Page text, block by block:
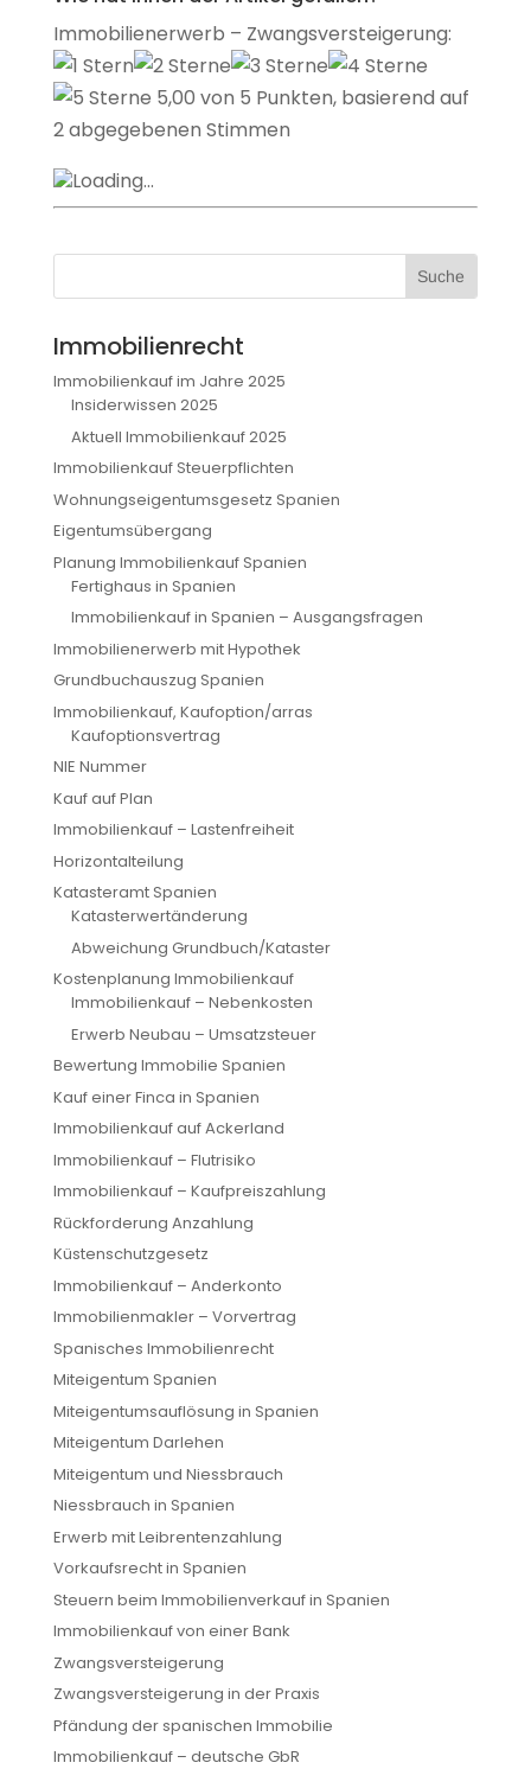
Immobilienerwerb – Zwangsversteigerung:
5,00 von 5 Punkten, basierend auf
2 abgegebenen Stimmen
Loading...
Immobilienrecht
Immobilienkauf im Jahre 2025
Insiderwissen 2025
Aktuell Immobilienkauf 2025
Immobilienkauf Steuerpflichten
Wohnungseigentumsgesetz Spanien
Eigentumsübergang
Planung Immobilienkauf Spanien
Fertighaus in Spanien
Immobilienkauf in Spanien – Ausgangsfragen
Immobilienerwerb mit Hypothek
Grundbuchauszug Spanien
Immobilienkauf, Kaufoption/arras
Kaufoptionsvertrag
NIE Nummer
Kauf auf Plan
Immobilienkauf – Lastenfreiheit
Horizontalteilung
Katasteramt Spanien
Katasterwertänderung
Abweichung Grundbuch/Kataster
Kostenplanung Immobilienkauf
Immobilienkauf – Nebenkosten
Erwerb Neubau – Umsatzsteuer
Bewertung Immobilie Spanien
Kauf einer Finca in Spanien
Immobilienkauf auf Ackerland
Immobilienkauf – Flutrisiko
Immobilienkauf – Kaufpreiszahlung
Rückforderung Anzahlung
Küstenschutzgesetz
Immobilienkauf – Anderkonto
Immobilienmakler – Vorvertrag
Spanisches Immobilienrecht
Miteigentum Spanien
Miteigentumsauflösung in Spanien
Miteigentum Darlehen
Miteigentum und Niessbrauch
Niessbrauch in Spanien
Erwerb mit Leibrentenzahlung
Vorkaufsrecht in Spanien
Steuern beim Immobilienverkauf in Spanien
Immobilienkauf von einer Bank
Zwangsversteigerung
Zwangsversteigerung in der Praxis
Pfändung der spanischen Immobilie
Immobilienkauf – deutsche GbR